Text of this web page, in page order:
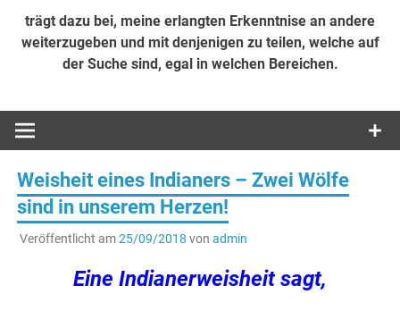
trägt dazu bei, meine erlangten Erkenntnise an andere
weiterzugeben und mit denjenigen zu teilen, welche auf
der Suche sind, egal in welchen Bereichen.
Weisheit eines Indianers – Zwei Wölfe
sind in unserem Herzen!
Veröffentlicht am25/09/2018 von admin
Eine Indianerweisheit sagt,